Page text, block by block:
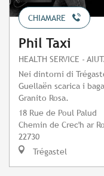
CHIAMARE
Phil Taxi
HEALTH SERVICE -
Nei dintorni di
Guellaën scarica i
Granito Rosa.
18 Rue de Poul Palud
Chemin de Crec'h ar
22730
Trégastel